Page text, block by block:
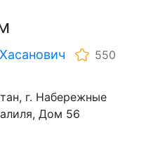
550
г. Набережные
Дом 56